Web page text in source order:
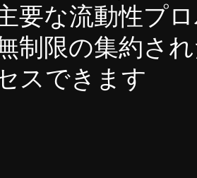
要な流動性プ
制限の集約さ
スできます